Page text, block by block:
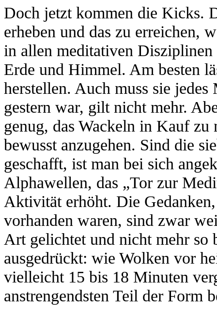
Doch jetzt kommen die Kicks.
erheben und das zu erreichen,
in allen meditativen
Erde und Himmel. Am besten
herstellen. Auch muss sie
gestern war, gilt nicht mehr.
genug, das Wackeln in Kauf zu
bewusst anzugehen. Sind die
geschafft, ist man bei sich
Alphawellen, das „Tor zur
Aktivität erhöht. Die
vorhanden waren, sind zwar
Art gelichtet und nicht mehr so
ausgedrückt: wie Wolken vor
vielleicht 15 bis 18 Minuten
anstrengendsten Teil der Form